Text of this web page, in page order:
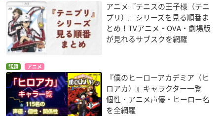
アニメ『テニスの王子様（テニ
プリ）』シリーズを見る順番ま
とめ！TVアニメ・OVA・劇場版
が見れるサブスクを網羅
話題 アニメ
『僕のヒーローアカデミア（ヒ
ロアカ）』キャラクター一覧
個性・アニメ声優・ヒーロー名
を全網羅